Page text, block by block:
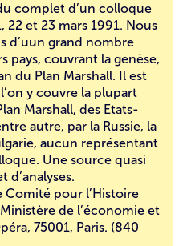
complet d’un colloque
22 et 23 mars 1991. Nous
d’uun grand nombre
pays, couvrant la genèse,
du Plan Marshall. Il est
y couvre la plupart
Marshall, des Etats-
autre, par la Russie, la
aucun représentant
Une source quasi
d’analyses.
Comité pour l’Histoire
de l’économie et
75001, Paris. (840